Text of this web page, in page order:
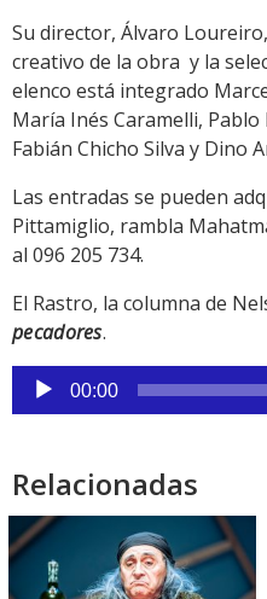
Su director, Álvaro
creativo de la obra y la
elenco está integrado
María Inés Caramelli,
Fabián Chicho Silva y Dino
Las entradas se pueden
Pittamiglio, rambla
al 096 205 734.
El Rastro, la columna de
pecadores.
Reproductor
de
00:00
Relacionadas